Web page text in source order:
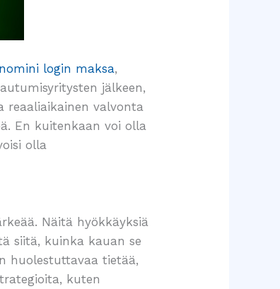
nomini login maksa,
jälkeen,
reaaliaikainen valvonta
En kuitenkaan voi olla
olla
Näitä hyökkäyksiä
siitä, kuinka kauan se
huolestuttavaa tietää,
kuten